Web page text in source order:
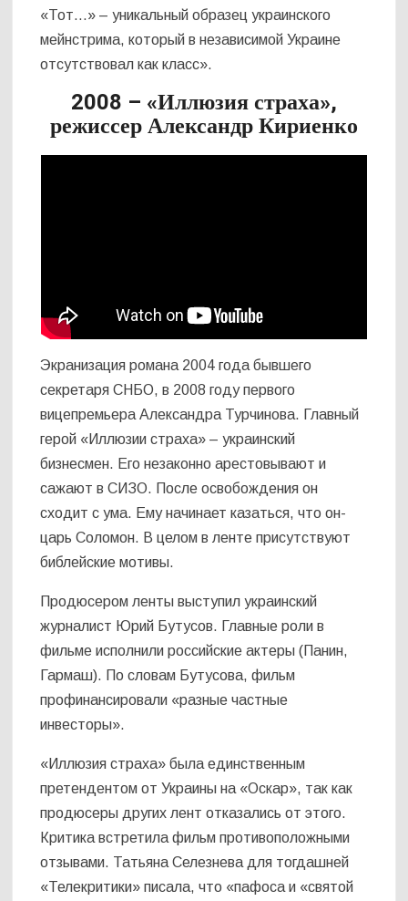
«Тот…» – уникальный образец украинского
мейнстрима, который в независимой Украине
отсутствовал как класс».
2008 – «Иллюзия страха»,
режиссер Александр Кириенко
Экранизация романа 2004 года бывшего
секретаря СНБО, в 2008 году первого
вицепремьера Александра Турчинова. Главный
герой «Иллюзии страха» – украинский
бизнесмен. Его незаконно арестовывают и
сажают в СИЗО. После освобождения он
сходит с ума. Ему начинает казаться, что он-
царь Соломон. В целом в ленте присутствуют
библейские мотивы.
Продюсером ленты выступил украинский
журналист Юрий Бутусов. Главные роли в
фильме исполнили российские актеры (Панин,
Гармаш). По словам Бутусова, фильм
профинансировали «разные частные
инвесторы».
«Иллюзия страха» была единственным
претендентом от Украины на «Оскар», так как
продюсеры других лент отказались от этого.
Критика встретила фильм противоположными
отзывами. Татьяна Селезнева для тогдашней
«Телекритики» писала, что «пафоса и «святой